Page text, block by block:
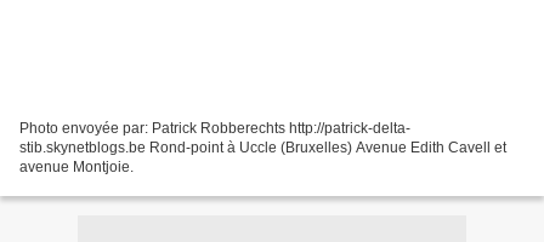
Photo envoyée par: Patrick Robberechts http://patrick-delta-
stib.skynetblogs.be Rond-point à Uccle (Bruxelles) Avenue Edith Cavell et
avenue Montjoie.